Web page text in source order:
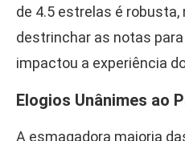
de 4.5 estrelas é
destrinchar as notas
impactou a experiência
Elogios Unânimes ao
A esmagadora maioria